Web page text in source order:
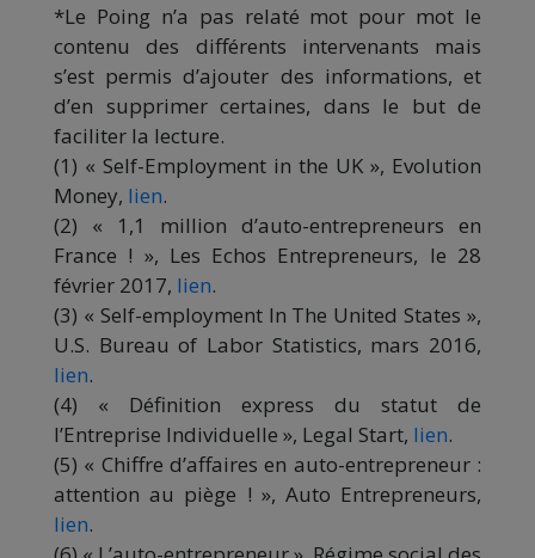
*Le Poing n’a pas relaté mot pour mot le
contenu des différents intervenants mais
s’est permis d’ajouter des informations, et
d’en supprimer certaines, dans le but de
faciliter la lecture.
(1) « Self-Employment in the UK », Evolution
Money, lien.
(2) « 1,1 million d’auto-entrepreneurs en
France ! », Les Echos Entrepreneurs, le 28
février 2017, lien.
(3) « Self-employment In The United States »,
U.S. Bureau of Labor Statistics, mars 2016,
lien.
(4) « Définition express du statut de
l’Entreprise Individuelle », Legal Start, lien.
(5) « Chiffre d’affaires en auto-entrepreneur :
attention au piège ! », Auto Entrepreneurs,
lien.